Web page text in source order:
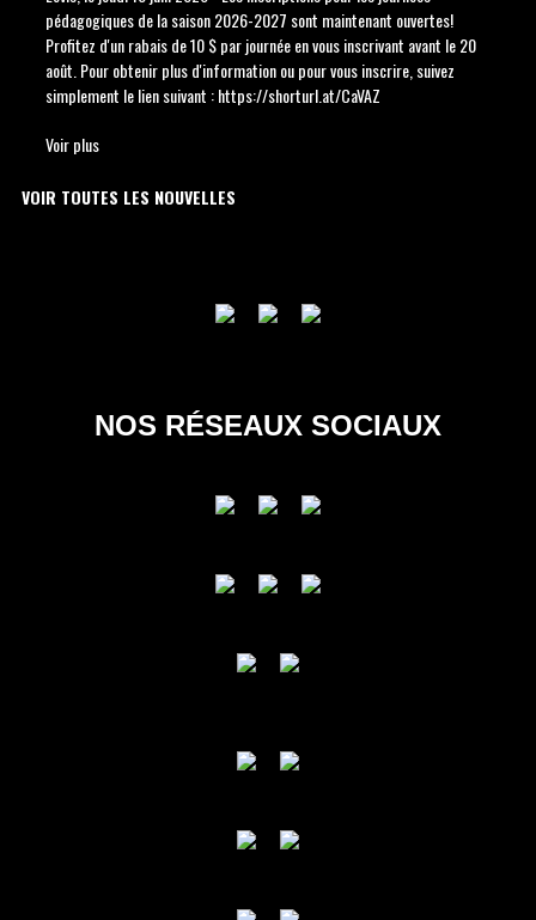
pédagogiques de la saison 2026-2027 sont maintenant ouvertes!
Profitez d'un rabais de 10 $ par journée en vous inscrivant avant le 20
août. Pour obtenir plus d'information ou pour vous inscrire, suivez
simplement le lien suivant : https://shorturl.at/CaVAZ
Voir plus
VOIR TOUTES LES NOUVELLES
NOS RÉSEAUX SOCIAUX